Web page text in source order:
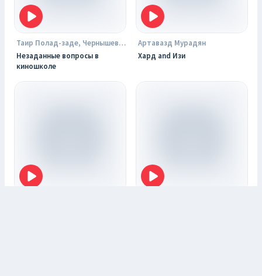
Таир Полад-заде, Чернышев Евгений
Незаданные вопросы в
киношколе
Артавазд Мурадян
Хард and Изи